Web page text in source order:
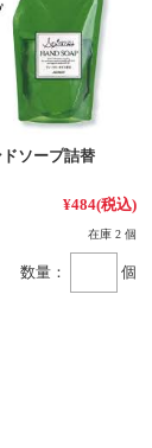
ソープ詰替
¥484(税込)
在庫 2 個
数量： 個